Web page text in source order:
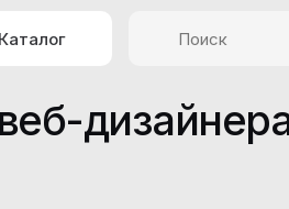
Каталог